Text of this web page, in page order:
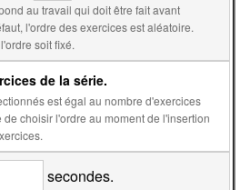
au travail qui doit être fait avant
l'ordre des exercices est aléatoire.
soit fixé.
de la série.
est égal au nombre d'exercices
secondes.